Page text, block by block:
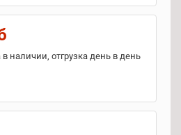
наличии, отгрузка день в день